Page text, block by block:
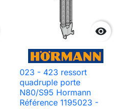

023 - 423 ressort
quadruple porte
N80/S95 Hormann
Référence 1195023 -